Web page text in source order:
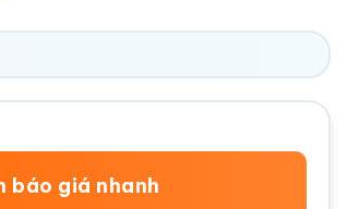
báo giá nhanh